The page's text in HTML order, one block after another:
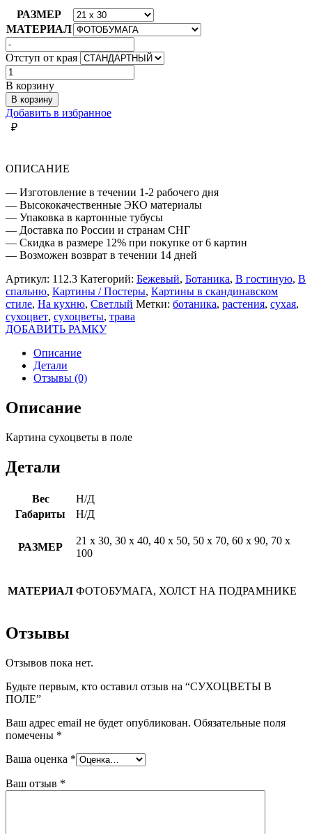
РАЗМЕР
МАТЕРИАЛ
Отступ от края
Количество
товара
СУХОЦВЕТЫ
В
ПОЛЕ
В корзину
В корзину
Добавить в избранное
₽
ОПИСАНИЕ
— Изготовление в течении 1-2 рабочего дня
— Высококачественные ЭКО материалы
— Упаковка в картонные тубусы
— Доставка по России и странам СНГ
— Скидка в размере 12% при покупке от 6 картин
— Возможен возврат в течении 14 дней
Артикул: 112.3 Категорий: Бежевый, Ботаника, В гостиную, В
спальню, Картины / Постеры, Картины в скандинавском
стиле, На кухню, Светлый Метки: ботаника, растения, сухая,
сухоцвет, сухоцветы, трава
ДОБАВИТЬ РАМКУ
Описание
Детали
Отзывы (0)
Описание
Картина сухоцветы в поле
Детали
Вес
Н/Д
Габариты
Н/Д
РАЗМЕР
21 х 30, 30 х 40, 40 х 50, 50 х 70, 60 х 90, 70 х
100
МАТЕРИАЛ ФОТОБУМАГА, ХОЛСТ НА ПОДРАМНИКЕ
Отзывы
Отзывов пока нет.
Будьте первым, кто оставил отзыв на “СУХОЦВЕТЫ В
ПОЛЕ”
Ваш адрес email не будет опубликован. Обязательные поля
помечены *
Ваша оценка *
Ваш отзыв *